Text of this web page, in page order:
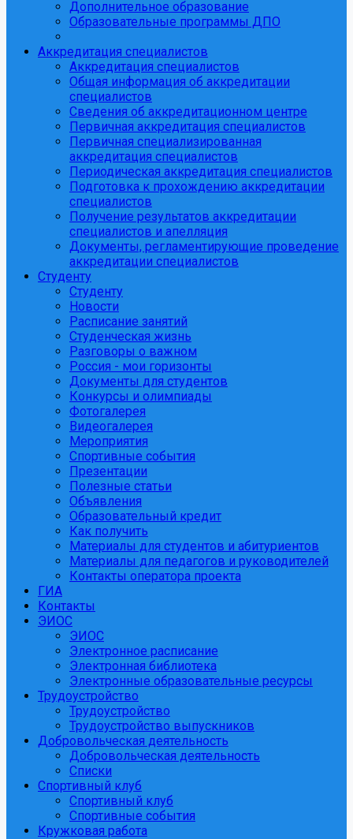
Дополнительное образование
Образовательные программы ДПО
Аккредитация специалистов
Аккредитация специалистов
Общая информация об аккредитации
специалистов
Сведения об аккредитационном центре
Первичная аккредитация специалистов
Первичная специализированная
аккредитация специалистов
Периодическая аккредитация специалистов
Подготовка к прохождению аккредитации
специалистов
Получение результатов аккредитации
специалистов и апелляция
Документы, регламентирующие проведение
аккредитации специалистов
Студенту
Студенту
Новости
Расписание занятий
Студенческая жизнь
Разговоры о важном
Россия - мои горизонты
Документы для студентов
Конкурсы и олимпиады
Фотогалерея
Видеогалерея
Мероприятия
Спортивные события
Презентации
Полезные статьи
Объявления
Образовательный кредит
Как получить
Материалы для студентов и абитуриентов
Материалы для педагогов и руководителей
Контакты оператора проекта
ГИА
Контакты
ЭИОС
ЭИОС
Электронное расписание
Электронная библиотека
Электронные образовательные ресурсы
Трудоустройство
Трудоустройство
Трудоустройство выпускников
Добровольческая деятельность
Добровольческая деятельность
Списки
Спортивный клуб
Спортивный клуб
Спортивные события
Кружковая работа